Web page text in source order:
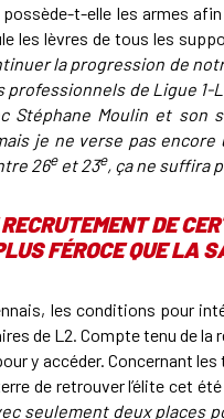
t-elle les armes
les lèvres de tous les
la progression de
professionnels de Ligue 1-
Stéphane Moulin et son
je ne verse pas
26eet 23e, ça ne suffira
DE
FÉROCE QUE LA
les conditions pour
de L2. Compte tenu de la
y accéder. Concernant
de retrouver l’élite cet
seulement deux places